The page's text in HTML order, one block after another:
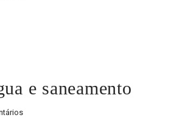
e saneamento